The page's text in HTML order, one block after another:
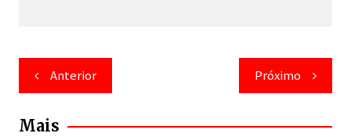
Navegação
de
Post
Anterior Próximo
Mais